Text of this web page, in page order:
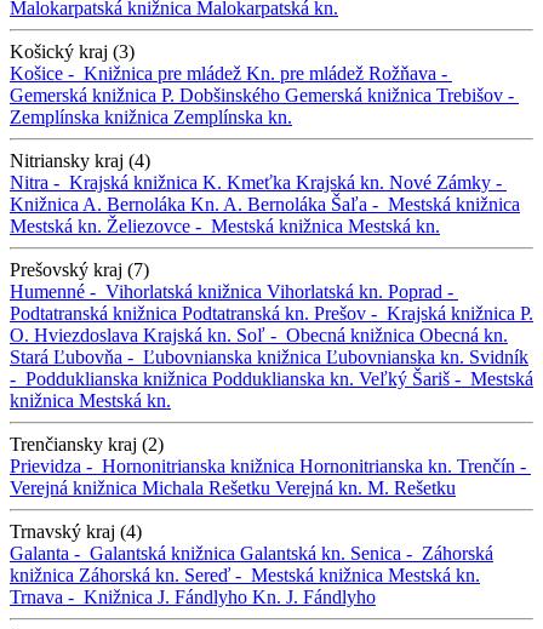
Malokarpatská knižnica Malokarpatská kn.
Košický kraj (3)
Košice - Knižnica pre mládež Kn. pre mládež Rožňava -
Gemerská knižnica P. Dobšinského Gemerská knižnica Trebišov -
Zemplínska knižnica Zemplínska kn.
Nitriansky kraj (4)
Nitra - Krajská knižnica K. Kmeťka Krajská kn. Nové Zámky -
Knižnica A. Bernoláka Kn. A. Bernoláka Šaľa - Mestská knižnica
Mestská kn. Želiezovce - Mestská knižnica Mestská kn.
Prešovský kraj (7)
Humenné - Vihorlatská knižnica Vihorlatská kn. Poprad -
Podtatranská knižnica Podtatranská kn. Prešov - Krajská knižnica P.
O. Hviezdoslava Krajská kn. Soľ - Obecná knižnica Obecná kn.
Stará Ľubovňa - Ľubovnianska knižnica Ľubovnianska kn. Svidník
- Podduklianska knižnica Podduklianska kn. Veľký Šariš - Mestská
knižnica Mestská kn.
Trenčiansky kraj (2)
Prievidza - Hornonitrianska knižnica Hornonitrianska kn. Trenčín -
Verejná knižnica Michala Rešetku Verejná kn. M. Rešetku
Trnavský kraj (4)
Galanta - Galantská knižnica Galantská kn. Senica - Záhorská
knižnica Záhorská kn. Sereď - Mestská knižnica Mestská kn.
Trnava - Knižnica J. Fándlyho Kn. J. Fándlyho